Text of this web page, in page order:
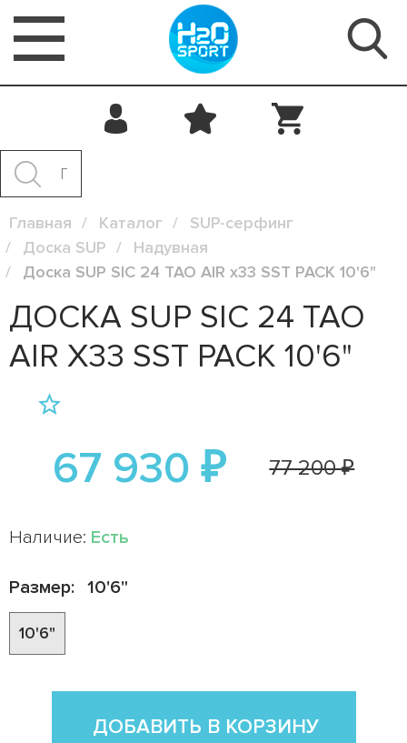
Главная Каталог
SUP-серфинг
Доска SUP
Надувная
Доска SUP SIC 24 TAO AIR x33 SST PACK 10'6"
ДОСКА SUP SIC 24 TAO
AIR X33 SST PACK 10'6"
67 930 ₽ 77 200 ₽
Наличие: Есть
Размер: 10'6"
10'6"
ДОБАВИТЬ В КОРЗИНУ